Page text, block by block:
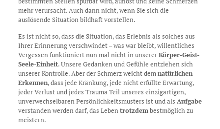
mehr verursacht. Auch dann nicht, wenn Sie sich die
auslösende Situation bildhaft vorstellen.
Es ist nicht so, dass die Situation, das Erlebnis als solches aus
Ihrer Erinnerung verschwindet – was war bleibt, willentliches
Vergessen funktioniert nun mal nicht in unsererKörper-Geist-
Seele-Einheit. Unsere Gedanken und Gefühle entziehen sich
unserer Kontrolle. Aber der Schmerz weicht demnatürlichen
Erkennen, dass jede Kränkung, jede nicht erfüllte Erwartung,
jeder Verlust und jedes Trauma Teil unseres einzigartigen,
unverwechselbaren Persönlichkeitsmusters ist und als Aufgabe
verstanden werden darf, das Lebentrotzdembestmöglich zu
meistern.